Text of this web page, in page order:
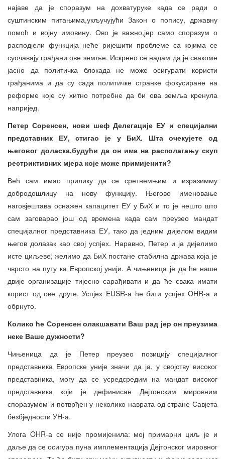
најаве да је споразум на дохватуруке када се ради о
суштинским питањима,укључујући Закон о попису, државну
помоћ и војну имовину. Ово је важно,јер само споразум о
расподјели функција неће ријешити проблеме са којима се
суочавају грађани ове земље. Искрено се надам да је свакоме
јасно да политичка блокада не може осигурати користи
грађанима и да су сада политичке странке фокусиране на
реформе које су хитно потребне да би ова земља кренула
напријед.
Петер Соренсен, нови шеф Делегације ЕУ и специјални
представник ЕУ, стигао је у БиХ. Шта очекујете од
његовог доласка,будући да он има на располагању скуп
рестриктивних мјера које може примијенити?
Већ сам имао прилику да се сретнемњим и изразимму
добродошлицу на нову функцију. Његово именовање
наговјештава оснажен капацитет ЕУ у БиХ и то је нешто што
сам заговарао још од времена када сам преузео мандат
специјалног представника ЕУ, тако да једним дијелом видим
његов долазак као свој успјех. Наравно, Петер и ја дијелимо
исте циљеве; желимо да БиХ постане стабилна држава која је
чврсто на путу ка Европској унији. А чињеница је да ће наше
двије организације тијесно сарађивати и да ће свака имати
корист од ове друге. Успјех EUSR-а ће бити успјех OHR-а и
обрнуто.
Колико ће Соренсен олакшавати Ваш рад јер он преузима
неке Ваше дужности?
Чињеница да је Петер преузео позицију специјалног
представника Европске уније значи да ја, у својству високог
представника, могу да се усредсредим на мандат високог
представника који је дефинисан Дејтонским мировним
споразумом и потврђен у неколико наврата од стране Савјета
безбједности УН-а.
Улога OHR-а се није промијенила: мој примарни циљ је и
даље да се осигура пуна имплементација Дејтонског мировног